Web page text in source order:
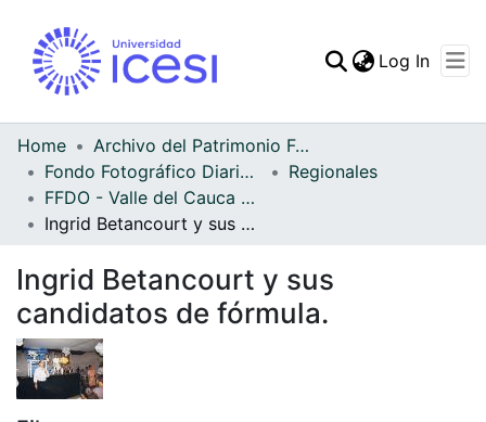
Statistics
Log In
Home
Archivo del Patrimonio Fotográfico y Fílmico del Valle del Cauca
Fondo Fotográfico Diario Occidente
Regionales
FFDO - Valle del Cauca - Patrimonial
Ingrid Betancourt y sus candidatos de fórmula.
Ingrid Betancourt y sus
candidatos de fórmula.